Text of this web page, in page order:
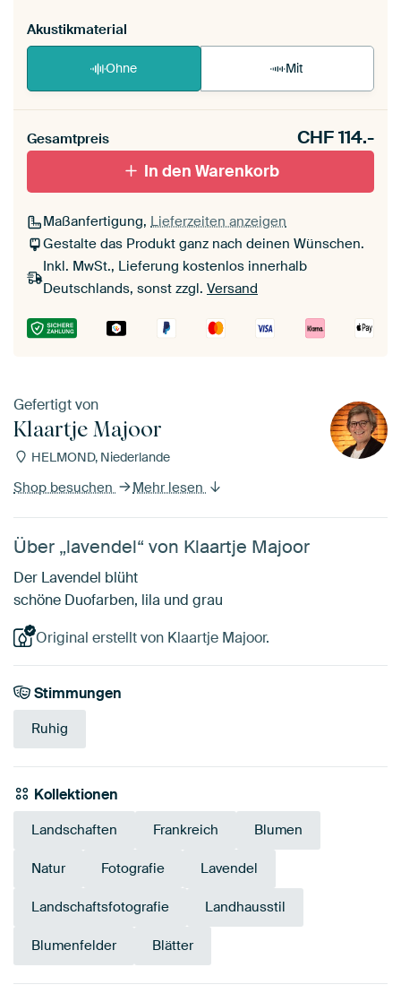
Akustikmaterial
Ohne Mit
Gesamtpreis CHF114.-
In den Warenkorb
Maßanfertigung, Lieferzeiten anzeigen
Gestalte das Produkt ganz nach deinen Wünschen.
Inkl. MwSt., Lieferung kostenlos innerhalb
Deutschlands, sonst zzgl. Versand
Gefertigt von
Klaartje Majoor
HELMOND, Niederlande
Shop besuchen Mehr lesen
Über „lavendel“ von Klaartje Majoor
Der Lavendel blüht
schöne Duofarben, lila und grau
Original erstellt von Klaartje Majoor.
Stimmungen
Ruhig
Kollektionen
Landschaften Frankreich Blumen
Natur Fotografie Lavendel
Landschaftsfotografie Landhausstil
Blumenfelder Blätter